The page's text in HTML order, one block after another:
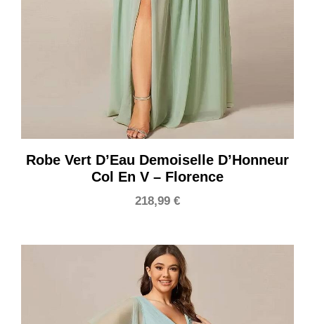
Robe Vert D’Eau Demoiselle D’Honneur
Col En V – Florence
218,99 €